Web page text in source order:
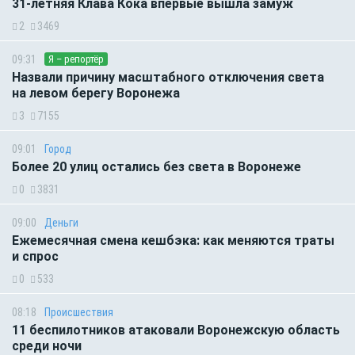
31-летняя Клава Кока впервые вышла замуж
2 3469
09:31 Я – репортёр
Назвали причину масштабного отключения света
на левом берегу Воронежа
3 7155
09:01 Город
Более 20 улиц остались без света в Воронеже
0 3831
09:00 Деньги
Ежемесячная смена кешбэка: как меняются траты
и спрос
0 533
08:18 Происшествия
11 беспилотников атаковали Воронежскую область
среди ночи